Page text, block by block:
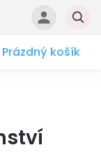
Prázdný košík